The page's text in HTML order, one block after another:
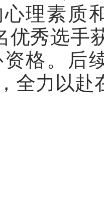
理素质
优秀选手
格。后
全力以